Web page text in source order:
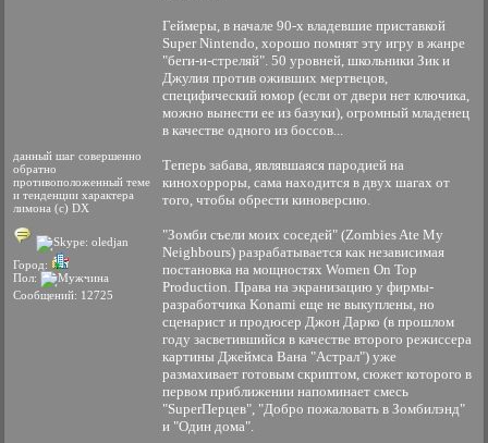
данный шаг совершенно
обратно
противоположенный теме
и тенденции характера
лимона (с) DX
Город:
Пол:
Сообщений: 12725
Геймеры, в начале 90-х владевшие приставкой
Super Nintendo, хорошо помнят эту игру в жанре
"беги-и-стреляй". 50 уровней, школьники Зик и
Джулия против оживших мертвецов,
специфический юмор (если от двери нет ключика,
можно вынести ее из базуки), огромный младенец
в качестве одного из боссов...
Теперь забава, являвшаяся пародией на
кинохорроры, сама находится в двух шагах от
того, чтобы обрести киноверсию.
"Зомби съели моих соседей" (Zombies Ate My
Neighbours) разрабатывается как независимая
постановка на мощностях Women On Top
Production. Права на экранизацию у фирмы-
разработчика Konami еще не выкуплены, но
сценарист и продюсер Джон Дарко (в прошлом
году засветившийся в качестве второго режиссера
картины Джеймса Вана "Астрал") уже
размахивает готовым скриптом, сюжет которого в
первом приближении напоминает смесь
"SuperПерцев", "Добро пожаловать в Зомбилэнд"
и "Один дома".